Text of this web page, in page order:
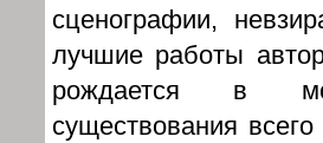
сценографии,
лучшие работы
рождается в
существования